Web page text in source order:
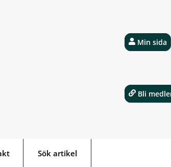
Sök artikel
Min sida
Bli